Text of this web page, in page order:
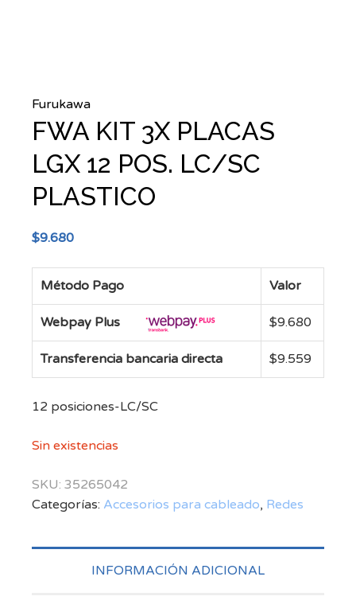
Furukawa
FWA KIT 3X PLACAS
LGX 12 POS. LC/SC
PLASTICO
$9.680
Método Pago Valor
Webpay Plus $9.680
Transferencia bancaria directa $9.559
12 posiciones-LC/SC
Sin existencias
SKU: 35265042
Categorías: Accesorios para cableado, Redes
INFORMACIÓN ADICIONAL